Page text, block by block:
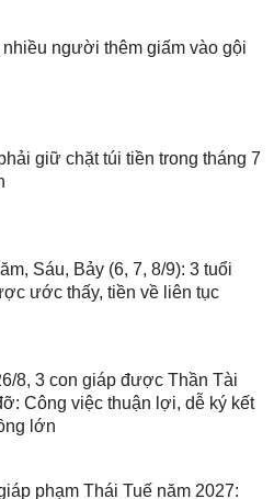
người thêm giấm vào gội
giữ chặt túi tiền trong tháng 7
Sáu, Bảy (6, 7, 8/9): 3 tuổi
ước thấy, tiền về liên tục
8, 3 con giáp được Thần Tài
Công việc thuận lợi, dễ ký kết
lớn
phạm Thái Tuế năm 2027: